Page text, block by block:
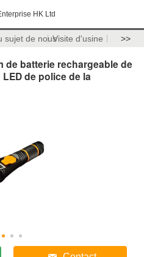
HK Ltd
sujet de nousVisite d'usine >>
batterie rechargeable de
de police de la